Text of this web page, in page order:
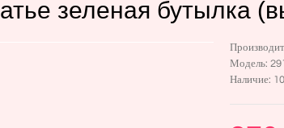
зеленая бутылка
Модель:
Наличие: 10